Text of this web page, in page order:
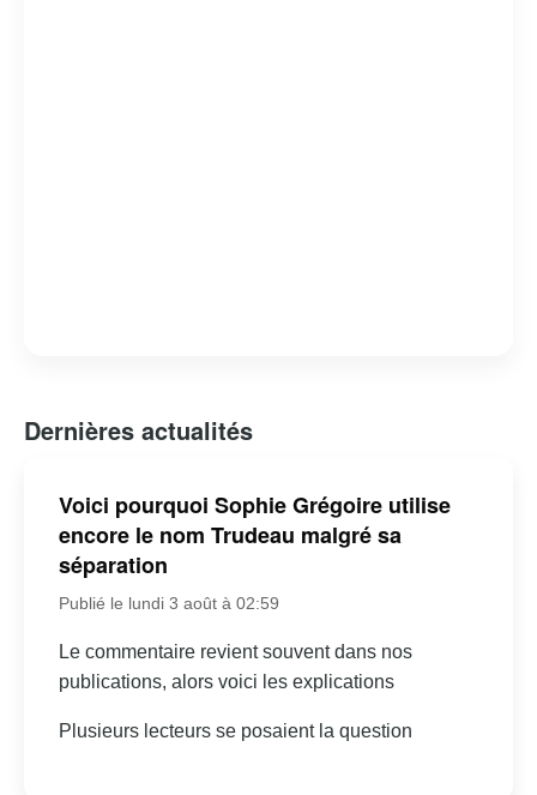
Dernières actualités
Voici pourquoi Sophie Grégoire utilise
encore le nom Trudeau malgré sa
séparation
Publié le lundi 3 août à 02:59
Le commentaire revient souvent dans nos
publications, alors voici les explications
Plusieurs lecteurs se posaient la question